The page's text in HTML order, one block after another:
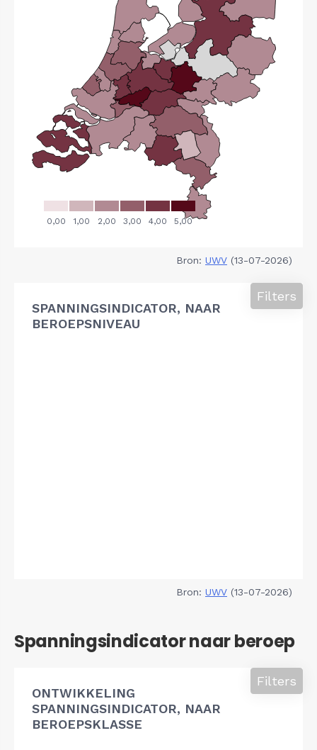
Bron: UWV (13-07-2026)
SPANNINGSINDICATOR, NAAR
BEROEPSNIVEAU
Filters
Bron: UWV (13-07-2026)
Spanningsindicator naar beroep
ONTWIKKELING
SPANNINGSINDICATOR, NAAR
BEROEPSKLASSE
Filters